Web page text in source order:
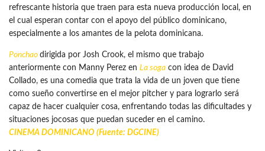
refrescante historia que traen para esta nueva producción local, en
el cual esperan contar con el apoyo del público dominicano,
especialmente a los amantes de la pelota dominicana.
Ponchao dirigida por Josh Crook, el mismo que trabajo
anteriormente con Manny Perez en La soga con idea de David
Collado, es una comedia que trata la vida de un joven que tiene
como sueño convertirse en el mejor pitcher y para lograrlo será
capaz de hacer cualquier cosa, enfrentando todas las dificultades y
situaciones jocosas que puedan suceder en el camino.
CINEMA DOMINICANO (Fuente: DGCINE)